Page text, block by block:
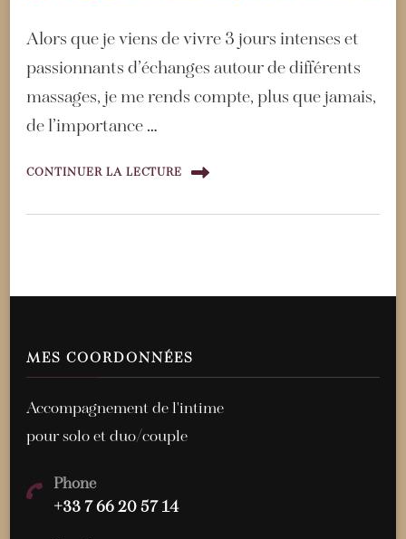
Alors que je viens de vivre 3 jours intenses et
passionnants d’échanges autour de différents
massages, je me rends compte, plus que jamais,
de l’importance …
CONTINUER LA LECTURE
MES COORDONNÉES
Accompagnement de l'intime
pour solo et duo/couple
Phone
+33 7 66 20 57 14